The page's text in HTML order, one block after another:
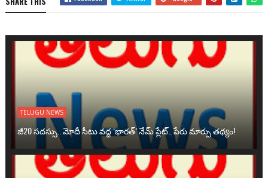
TELUGU NEWS
జీ20 సదస్సు.. మోదీ సీటు వద్ద ‘భారత్’ నేమ్ ప్లేట్‌.. పేరు మార్పు తథ్యం!